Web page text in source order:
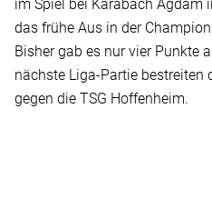
im Spiel bei Karabach Agdam
das frühe Aus in der
Bisher gab es nur vier Punkte
nächste Liga-Partie bestreiten
gegen die TSG Hoffenheim.